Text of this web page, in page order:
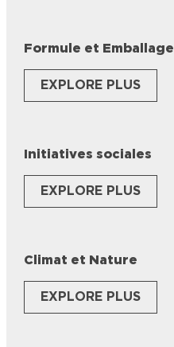
Formule et Emballage
EXPLORE PLUS
Initiatives sociales
EXPLORE PLUS
Climat et Nature
EXPLORE PLUS